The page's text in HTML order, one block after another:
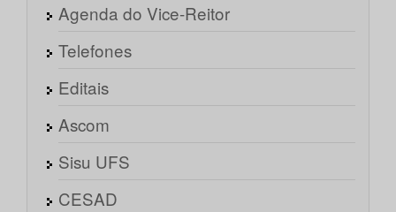
Agenda do Vice-Reitor
Telefones
Editais
Ascom
Sisu UFS
CESAD